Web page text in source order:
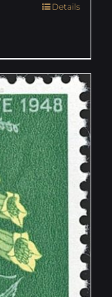
Details